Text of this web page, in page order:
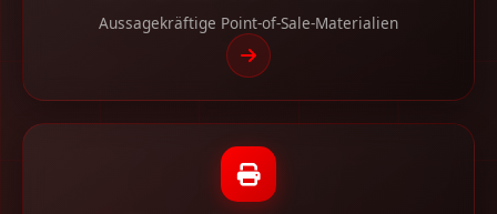
Aussagekräftige Point-of-Sale-Materialien